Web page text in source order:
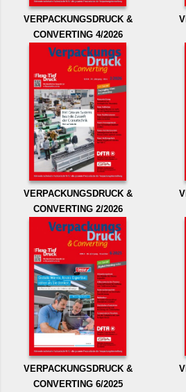
VERPACKUNGSDRUCK &
CONVERTING 4/2026
VERPACKUNGSDRUCK &
CONVERTING 2/2026
VERPACKUNGSDRUCK &
CONVERTING 6/2025